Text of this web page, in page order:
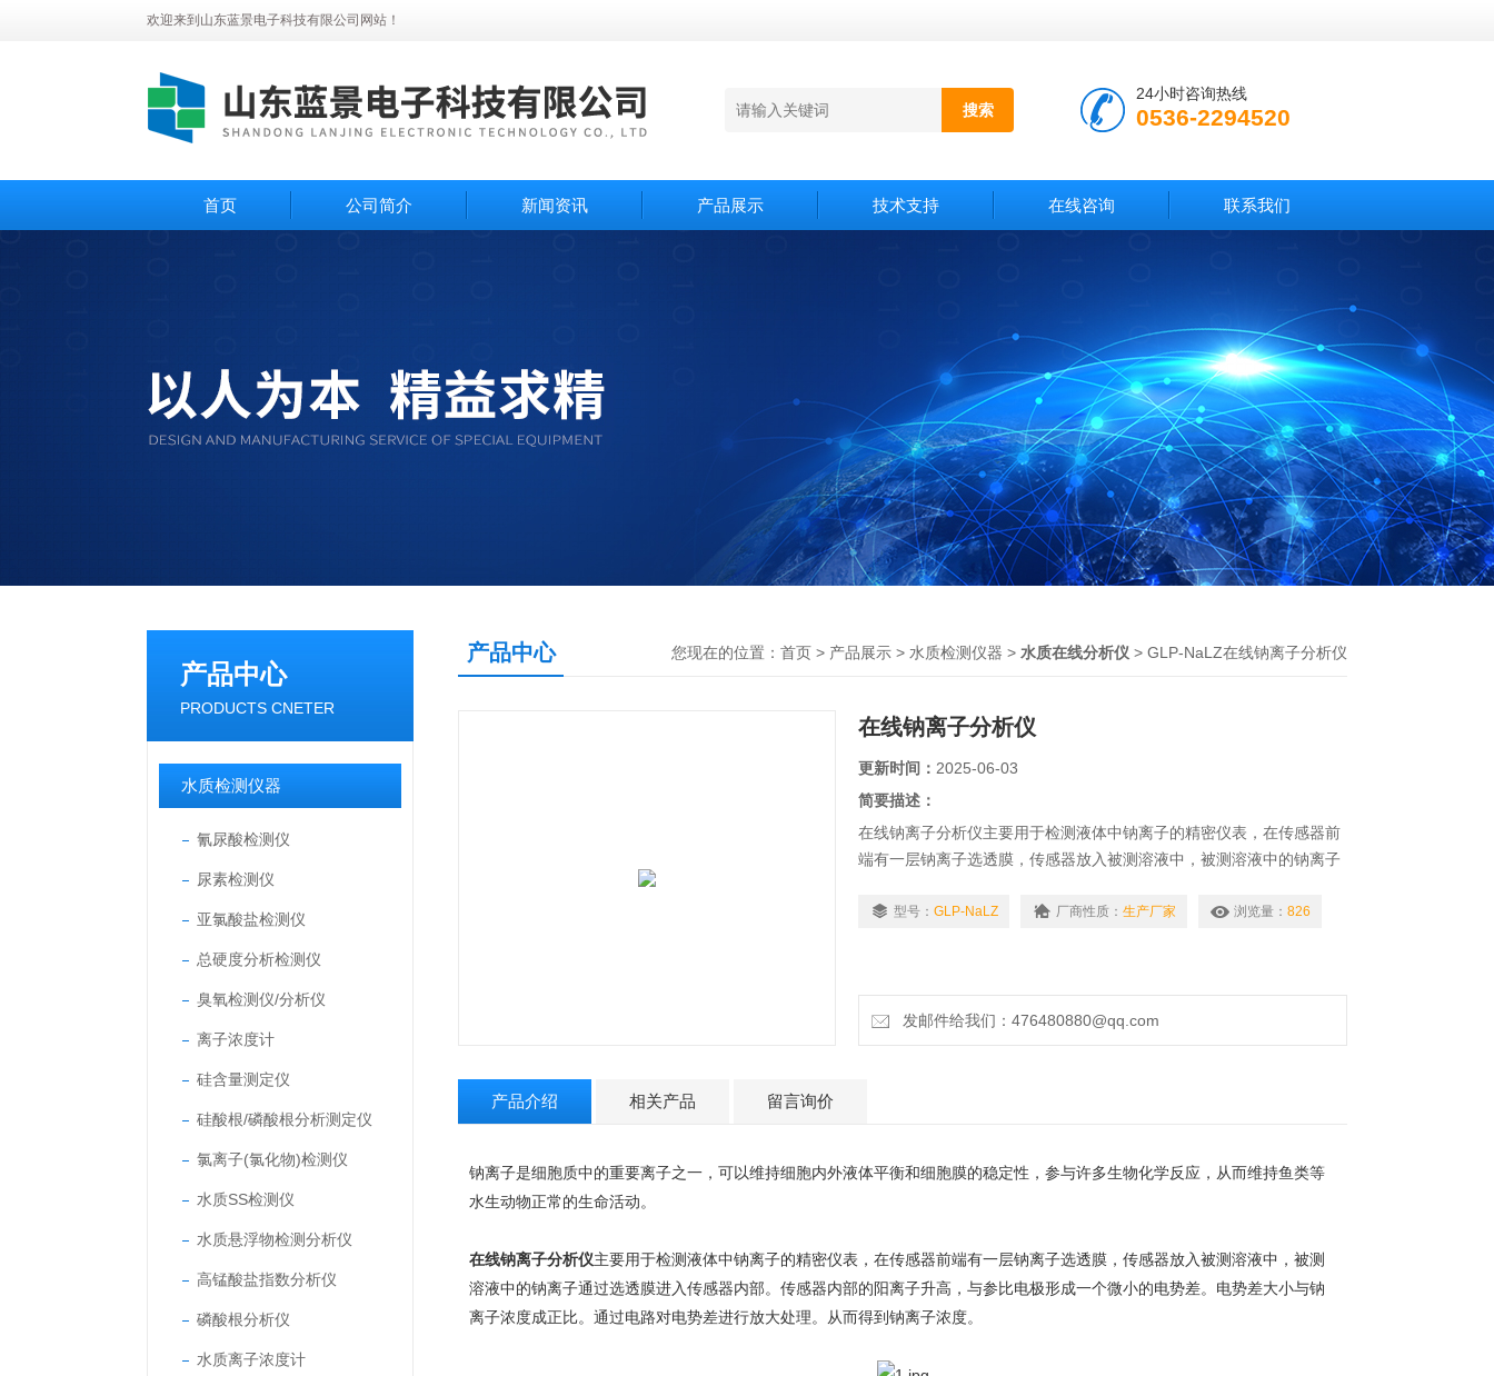
欢迎来到山东蓝景电子科技有限公司网站！
24小时咨询热线
0536-2294520
首页 公司简介 新闻资讯 产品展示 技术支持 在线咨询 联系我们
产品中心
PRODUCTS CNETER
水质检测仪器
氰尿酸检测仪
尿素检测仪
亚氯酸盐检测仪
总硬度分析检测仪
臭氧检测仪/分析仪
离子浓度计
硅含量测定仪
硅酸根/磷酸根分析测定仪
氯离子(氯化物)检测仪
水质SS检测仪
水质悬浮物检测分析仪
高锰酸盐指数分析仪
磷酸根分析仪
水质离子浓度计
产品中心 您现在的位置： 首页 > 产品展示 > 水质检测仪器 > 水质在线分析仪 > GLP-NaLZ在线钠离子分析仪
在线钠离子分析仪
更新时间： 2025-06-03
简要描述：
在线钠离子分析仪主要用于检测液体中钠离子的精密仪表，在传感器前
端有一层钠离子选透膜，传感器放入被测溶液中，被测溶液中的钠离子
成一个微小的电势差。电势差大小与钠离子浓度成正比。通过电路对电
型号： GLP-NaLZ 厂商性质： 生产厂家 浏览量： 826
发邮件给我们：476480880@qq.com
产品介绍 相关产品 留言询价
钠离子是细胞质中的重要离子之一，可以维持细胞内外液体平衡和细胞膜的稳定性，参与许多生物化学反应，从而维持鱼类等
水生动物正常的生命活动。
在线钠离子分析仪主要用于检测液体中钠离子的精密仪表，在传感器前端有一层钠离子选透膜，传感器放入被测溶液中，被测
溶液中的钠离子通过选透膜进入传感器内部。传感器内部的阳离子升高，与参比电极形成一个微小的电势差。电势差大小与钠
离子浓度成正比。通过电路对电势差进行放大处理。从而得到钠离子浓度。